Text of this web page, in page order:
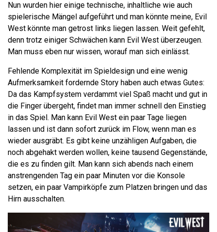
Nun wurden hier einige technische, inhaltliche wie auch
spielerische Mängel aufgeführt und man könnte meine, Evil
West könnte man getrost links liegen lassen. Weit gefehlt,
denn trotz einiger Schwächen kann Evil West überzeugen.
Man muss eben nur wissen, worauf man sich einlässt.
Fehlende Komplexität im Spieldesign und eine wenig
Aufmerksamkeit fordernde Story haben auch etwas Gutes:
Da das Kampfsystem verdammt viel Spaß macht und gut in
die Finger übergeht, findet man immer schnell den Einstieg
in das Spiel. Man kann Evil West ein paar Tage liegen
lassen und ist dann sofort zurück im Flow, wenn man es
wieder ausgräbt. Es gibt keine unzähligen Aufgaben, die
noch abgehakt werden wollen, keine tausend Gegenstände,
die es zu finden gilt. Man kann sich abends nach einem
anstrengenden Tag ein paar Minuten vor die Konsole
setzen, ein paar Vampirköpfe zum Platzen bringen und das
Hirn ausschalten.